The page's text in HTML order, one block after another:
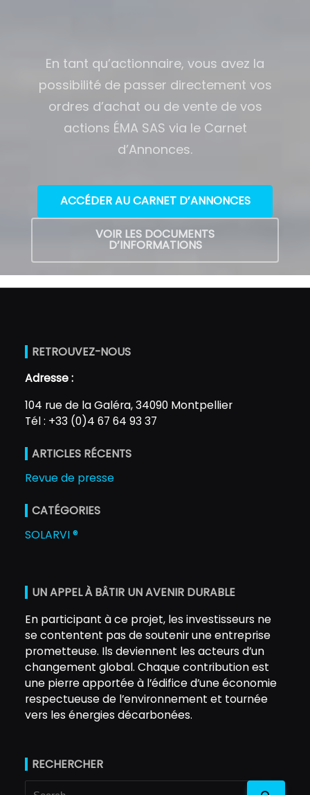
En tant qu’actionnaire, vous avez la
possibilité de passer directement vos
ordres d’achat ou de vente de vos
actions ÉMA SAS via le Carnet
d’Annonces.
ACCÉDER AU CARNET D’ANNONCES
VOIR LES DOCUMENTS
D’INFORMATIONS
RETROUVEZ-NOUS
Adresse :
104 rue de la Galéra, 34090 Montpellier
Tél : +33 (0)4 67 64 93 37
ARTICLES RÉCENTS
Revue de presse
CATÉGORIES
SOLARVI ®
UN APPEL À BÂTIR UN AVENIR DURABLE
En participant à ce projet, les investisseurs ne
se contentent pas de soutenir une entreprise
prometteuse. Ils deviennent les acteurs d’un
changement global. Chaque contribution est
une pierre apportée à l’édifice d’une économie
respectueuse de l’environnement et tournée
vers les énergies décarbonées.
RECHERCHER
Search